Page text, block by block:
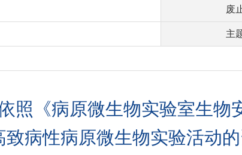
废
主
照《病原微生物实验室生物
致病性病原微生物实验活动